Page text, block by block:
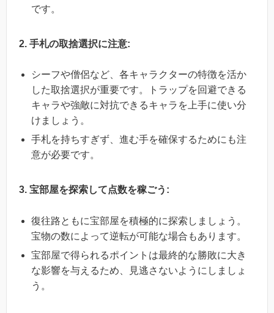
です。
2. 手札の取捨選択に注意:
シーフや僧侶など、各キャラクターの特徴を活か
した取捨選択が重要です。トラップを回避できる
キャラや強敵に対抗できるキャラを上手に使い分
けましょう。
手札を持ちすぎず、進む手を確保するためにも注
意が必要です。
3. 宝部屋を探索して点数を稼ごう:
復往路ともに宝部屋を積極的に探索しましょう。
宝物の数によって逆転が可能な場合もあります。
宝部屋で得られるポイントは最終的な勝敗に大き
な影響を与えるため、見逃さないようにしましょ
う。